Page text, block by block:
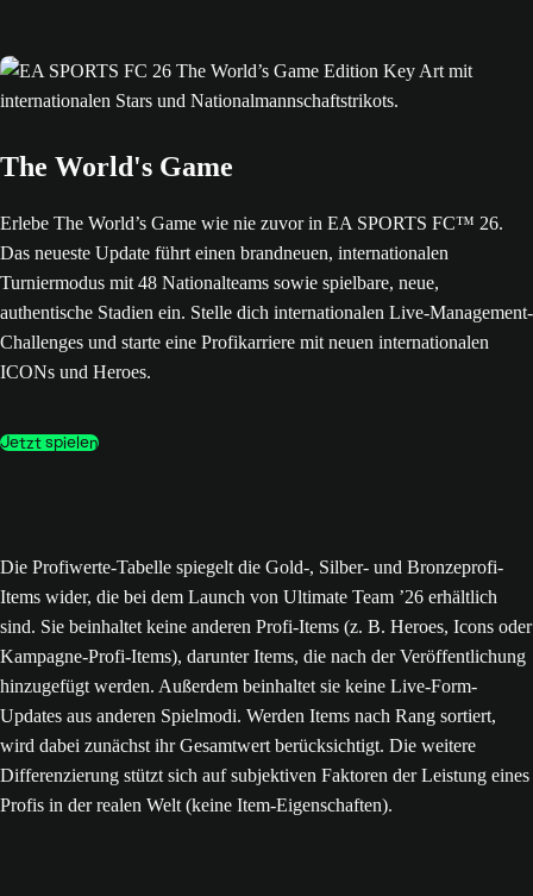
The World's Game
Erlebe The World’s Game wie nie zuvor in EA SPORTS FC™ 26.
Das neueste Update führt einen brandneuen, internationalen
Turniermodus mit 48 Nationalteams sowie spielbare, neue,
authentische Stadien ein. Stelle dich internationalen Live-Management-
Challenges und starte eine Profikarriere mit neuen internationalen
ICONs und Heroes.
Jetzt spielen
Die Profiwerte-Tabelle spiegelt die Gold-, Silber- und Bronzeprofi-
Items wider, die bei dem Launch von Ultimate Team ’26 erhältlich
sind. Sie beinhaltet keine anderen Profi-Items (z. B. Heroes, Icons oder
Kampagne-Profi-Items), darunter Items, die nach der Veröffentlichung
hinzugefügt werden. Außerdem beinhaltet sie keine Live-Form-
Updates aus anderen Spielmodi. Werden Items nach Rang sortiert,
wird dabei zunächst ihr Gesamtwert berücksichtigt. Die weitere
Differenzierung stützt sich auf subjektiven Faktoren der Leistung eines
Profis in der realen Welt (keine Item-Eigenschaften).